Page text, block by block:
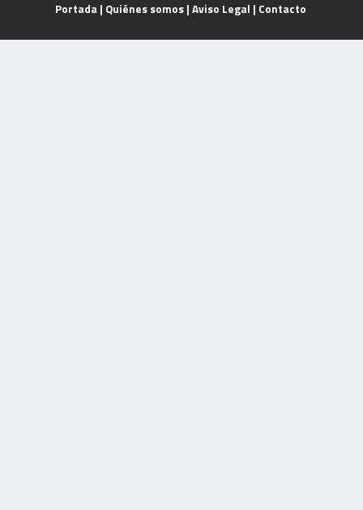
Portada | Quiénes somos| Aviso Legal | Contacto